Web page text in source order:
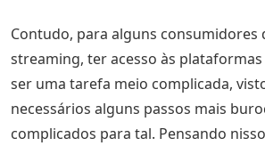
Contudo, para alguns consumidores
streaming, ter acesso às
ser uma tarefa meio complicada,
necessários alguns passos mais
complicados para tal. Pensando